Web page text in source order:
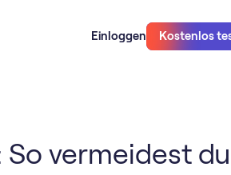
Einloggen Kostenlos
vermeidest du